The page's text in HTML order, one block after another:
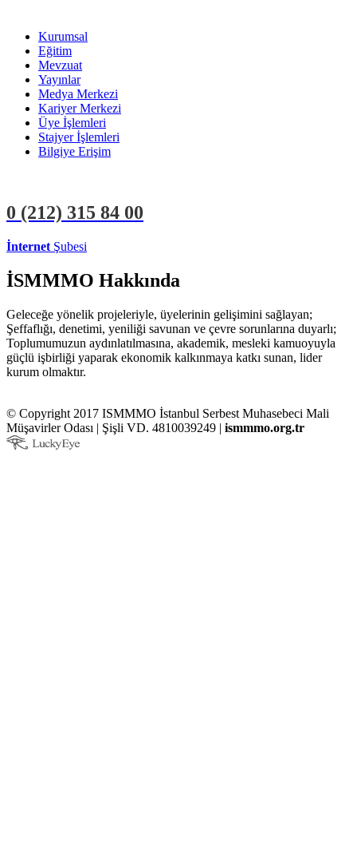
Kurumsal
Eğitim
Mevzuat
Yayınlar
Medya Merkezi
Kariyer Merkezi
Üye İşlemleri
Stajyer İşlemleri
Bilgiye Erişim
0 (212) 315 84 00
İnternet Şubesi
İSMMMO Hakkında
Geleceğe yönelik projeleriyle, üyelerinin gelişimini sağlayan;
Şeffaflığı, denetimi, yeniliği savunan ve çevre sorunlarına duyarlı;
Toplumumuzun aydınlatılmasına, akademik, mesleki kamuoyuyla
güçlü işbirliği yaparak ekonomik kalkınmaya katkı sunan, lider
kurum olmaktır.
© Copyright 2017 ISMMMO İstanbul Serbest Muhasebeci Mali
Müşavirler Odası | Şişli VD. 4810039249 | ismmmo.org.tr